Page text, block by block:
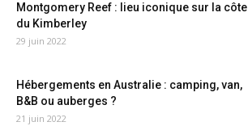
Montgomery Reef : lieu iconique sur la côte
du Kimberley
29 juin 2022
Hébergements en Australie : camping, van,
B&B ou auberges ?
21 juin 2022